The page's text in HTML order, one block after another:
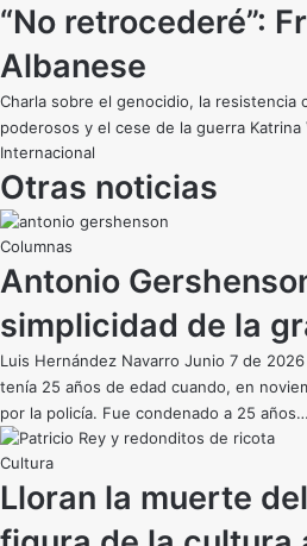
“No retrocederé”:
Albanese
Charla sobre el genocidio, la resistencia
poderosos y el cese de la guerra Katrina
Internacional
Otras noticias
Antonio
simplicidad de la
Luis Hernández Navarro Junio 7 de
tenía 25 años de edad cuando, en
por la policía. Fue condenado a 25 años…
Cultura
Lloran la muerte